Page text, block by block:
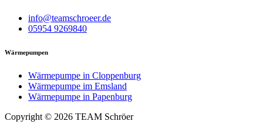
info@teamschroeer.de
05954 9269840
Wärmepumpen
Wärmepumpe in Cloppenburg
Wärmepumpe im Emsland
Wärmepumpe in Papenburg
Copyright © 2026 TEAM Schröer